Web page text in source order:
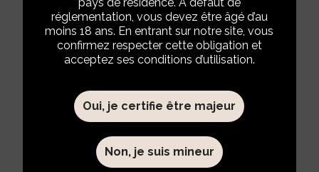
réglementation, vous devez être âgé d’au
moins 18 ans. En entrant sur notre site, vous
confirmez respecter cette obligation et
acceptez ses conditions d’utilisation.
Oui, je certifie être majeur
Non, je suis mineur
La Collection AYALA est l'illustration de la
vision portée par la Maison depuis sa
Terroirs. C'est une collection de cuvées
éphémères en quantité limitée et
numérotées, dévoilées à leur apogée et
révélant des Terroirs particuliers que le